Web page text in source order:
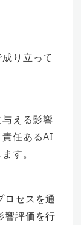
り立って
える影響
任あるAI
す。
ロセスを通
響評価を行